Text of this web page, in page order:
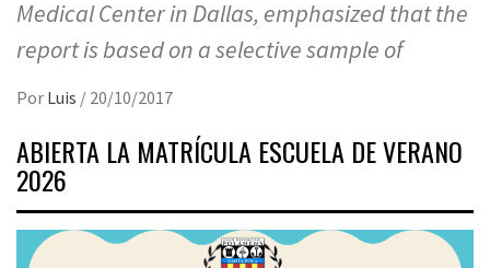
Medical Center in Dallas, emphasized that the
report is based on a selective sample of
Por Luis / 20/10/2017
ABIERTA LA MATRÍCULA ESCUELA DE VERANO
2026